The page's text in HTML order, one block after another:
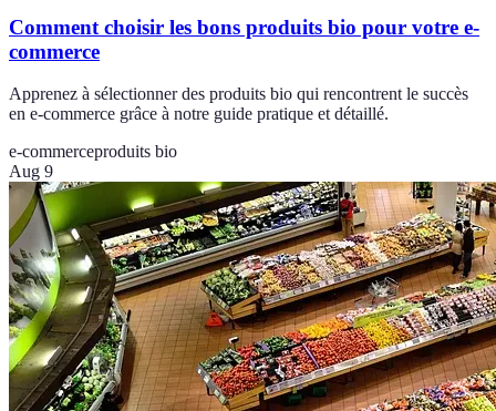
Comment choisir les bons produits bio pour votre e-
commerce
Apprenez à sélectionner des produits bio qui rencontrent le succès
en e-commerce grâce à notre guide pratique et détaillé.
e-commerceproduits bio
Aug 9